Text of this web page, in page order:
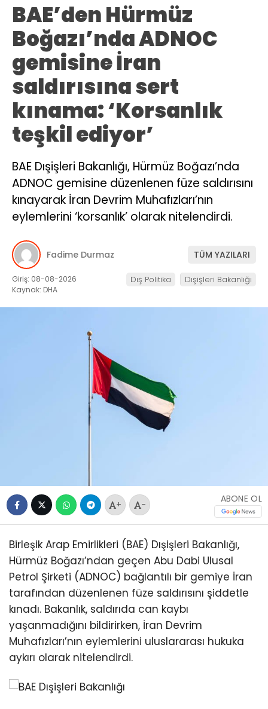
BAE’den Hürmüz
Boğazı’nda ADNOC
gemisine İran
saldırısına sert
kınama: ‘Korsanlık
teşkil ediyor’
BAE Dışişleri Bakanlığı, Hürmüz Boğazı’nda
ADNOC gemisine düzenlenen füze saldırısını
kınayarak İran Devrim Muhafızları’nın
eylemlerini ‘korsanlık’ olarak nitelendirdi.
Fadime Durmaz TÜM YAZILARI
Giriş: 08-08-2026
Kaynak: DHA
Dış Politika Dışişleri Bakanlığı
+ -
ABONE OL
Birleşik Arap Emirlikleri (BAE) Dışişleri Bakanlığı,
Hürmüz Boğazı’ndan geçen Abu Dabi Ulusal
Petrol Şirketi (ADNOC) bağlantılı bir gemiye İran
tarafından düzenlenen füze saldırısını şiddetle
kınadı. Bakanlık, saldırıda can kaybı
yaşanmadığını bildirirken, İran Devrim
Muhafızları’nın eylemlerini uluslararası hukuka
aykırı olarak nitelendirdi.